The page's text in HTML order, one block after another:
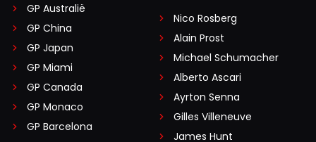
GP Australië
GP China
GP Japan
GP Miami
GP Canada
GP Monaco
GP Barcelona
Nico Rosberg
Alain Prost
Michael Schumacher
Alberto Ascari
Ayrton Senna
Gilles Villeneuve
James Hunt